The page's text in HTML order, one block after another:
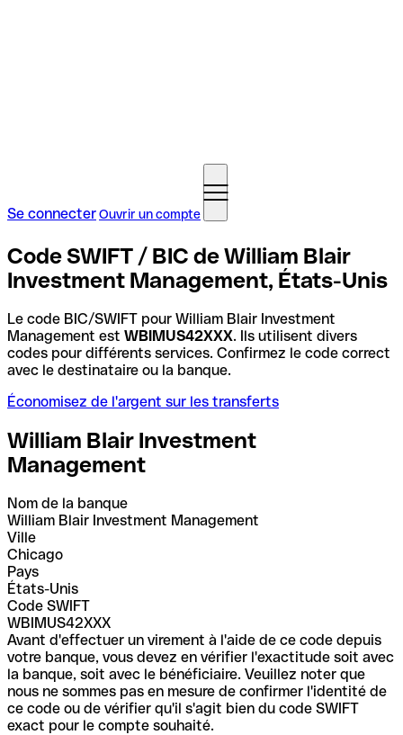
Se connecterOuvrir un compte
Code SWIFT / BIC de William Blair
Investment Management, États-Unis
Le code BIC/SWIFT pour William Blair Investment
Management est WBIMUS42XXX. Ils utilisent divers
codes pour différents services. Confirmez le code correct
avec le destinataire ou la banque.
Économisez de l'argent sur les transferts
William Blair Investment
Management
Nom de la banque
William Blair Investment Management
Ville
Chicago
Pays
États-Unis
Code SWIFT
WBIMUS42XXX
Avant d'effectuer un virement à l'aide de ce code depuis
votre banque, vous devez en vérifier l'exactitude soit avec
la banque, soit avec le bénéficiaire. Veuillez noter que
nous ne sommes pas en mesure de confirmer l'identité de
ce code ou de vérifier qu'il s'agit bien du code SWIFT
exact pour le compte souhaité.